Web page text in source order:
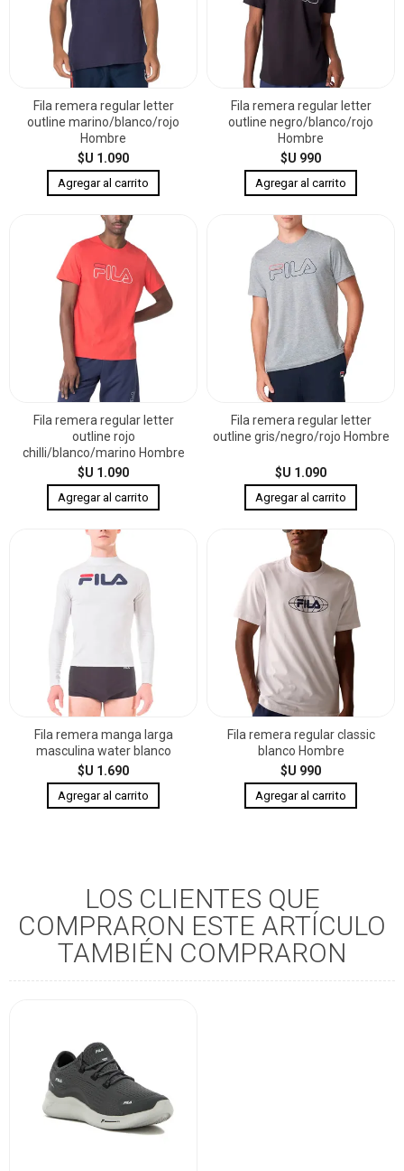
Fila remera regular letter
outline marino/blanco/rojo
Hombre
$U 1.090
Fila remera regular letter
outline negro/blanco/rojo
Hombre
$U 990
Fila remera regular letter
outline rojo
chilli/blanco/marino Hombre
$U 1.090
Fila remera regular letter
outline gris/negro/rojo Hombre
$U 1.090
Fila remera manga larga
masculina water blanco
$U 1.690
Fila remera regular classic
blanco Hombre
$U 990
LOS CLIENTES QUE
COMPRARON ESTE ARTÍCULO
TAMBIÉN COMPRARON